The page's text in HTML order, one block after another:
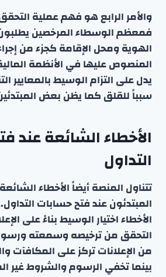
والأمر الرابع هو فهم عملية
فمعظم الوسطاء المرخصين يطلبون
الهوية ومحل الإقامة كجزء من
المنصوص عليها في الأنظمة
يدل على التزام الوسيط بالمعايير
سبباً للقلق كما يظن بعض
الأخطاء الشائعة عند
التداول
تتناول المنصة أيضاً الأخطاء
المبتدئون عند فتح حسابات
الأخطاء اختيار الوسيط بناءً على
التحقق من ترخيصه وسمعته
من الإعلانات تركز على المكافآت
بينما تخفي الرسوم والشروط غير